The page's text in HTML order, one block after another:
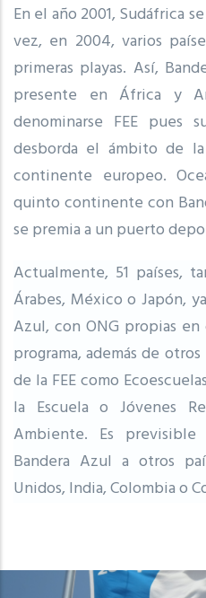
En el año 2001, Sudáfrica
vez, en 2004, varios
primeras playas. Así,
presente en África y
denominarse FEE
desborda el ámbito de
continente europeo.
quinto continente con
se premia a un puerto
Actualmente, 51 países,
Árabes, México o Japón,
Azul, con ONG propias en
programa, además de
de la FEE como
la Escuela o Jóvenes
Ambiente. Es
Bandera Azul a otros
Unidos, India, Colombia o